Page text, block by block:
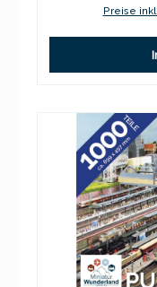
Preise